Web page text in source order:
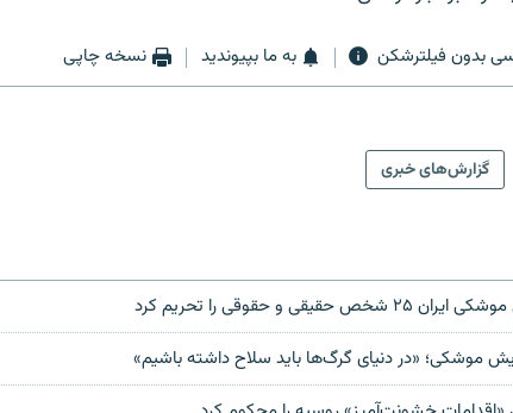
بدون فیلترشکن به ما بپیوندید نسخه چاپی
گزارش‌های خبری
و حقوقی را تحریم کرد
موشکی؛ «در دنیای گرگ‌ها باید سلاح داشته باشیم»